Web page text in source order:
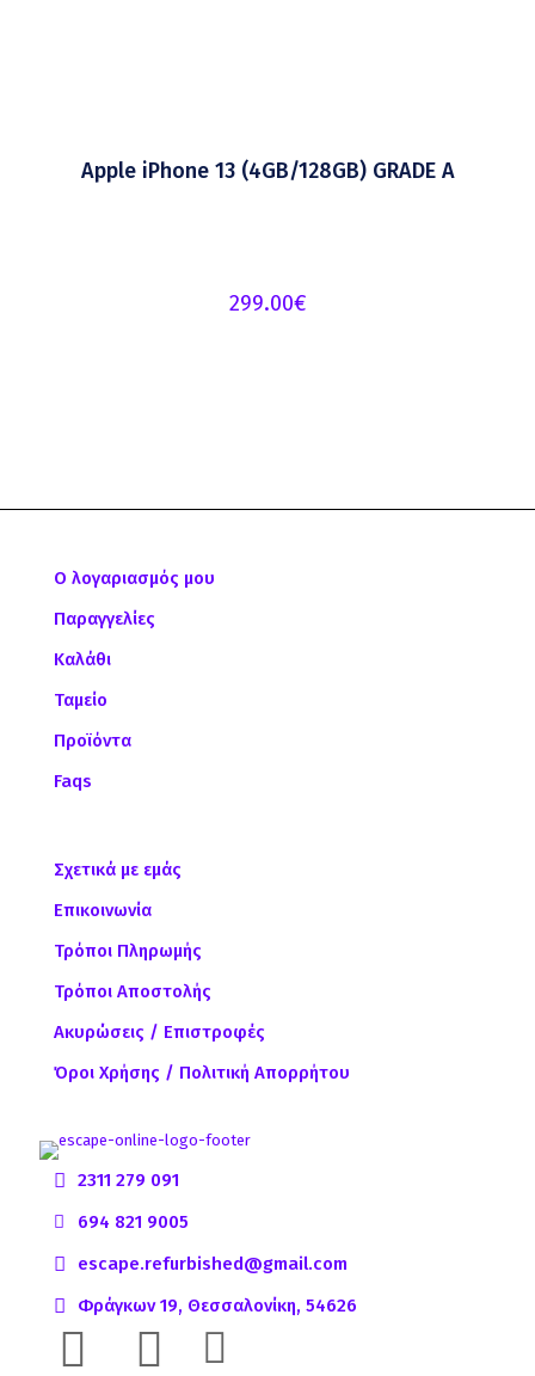
Apple iPhone 13 (4GB/128GB) GRADE A
299.00€
Ο λογαριασμός μου
Παραγγελίες
Καλάθι
Ταμείο
Προϊόντα
Faqs
Σχετικά με εμάς
Επικοινωνία
Τρόποι Πληρωμής
Τρόποι Αποστολής
Ακυρώσεις / Επιστροφές
Όροι Χρήσης / Πολιτική Απορρήτου
2311 279 091
694 821 9005
escape.refurbished@gmail.com
Φράγκων 19, Θεσσαλονίκη, 54626